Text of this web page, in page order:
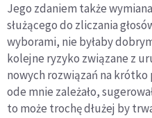
Jego zdaniem także
służącego do zliczania
wyborami, nie byłaby
kolejne ryzyko związane z
nowych rozwiązań na
ode mnie zależało,
to może trochę dłużej by